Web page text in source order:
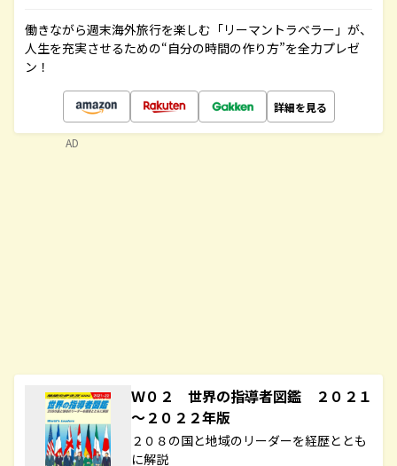
働きながら週末海外旅行を楽しむ「リーマントラベラー」が、
人生を充実させるための“自分の時間の作り方”を全力プレゼ
ン！
詳細を見る
Ｗ０２ 世界の指導者図鑑 ２０２１
～２０２２年版
２０８の国と地域のリーダーを経歴ととも
に解説
AD